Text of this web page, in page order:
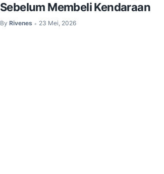
Sebelum Membeli Kendaraan
By Rivenes • 23 Mei, 2026